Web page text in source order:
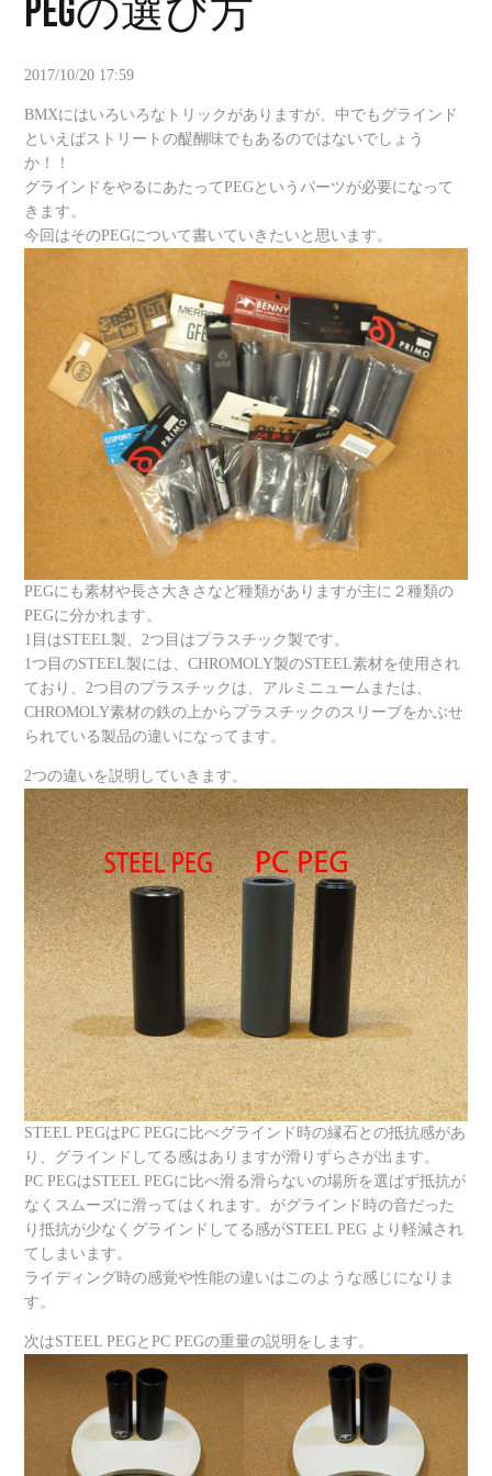
PEGの選び方
2017/10/20 17:59
BMXにはいろいろなトリックがありますが、中でもグラインド
といえばストリートの醍醐味でもあるのではないでしょう
か！！
グラインドをやるにあたってPEGというパーツが必要になって
きます。
今回はそのPEGについて書いていきたいと思います。
PEGにも素材や長さ大きさなど種類がありますが主に２種類の
PEGに分かれます。
1目はSTEEL製、2つ目はプラスチック製です。
1つ目のSTEEL製には、CHROMOLY製のSTEEL素材を使用され
ており、2つ目のプラスチックは、アルミニュームまたは、
CHROMOLY素材の鉄の上からプラスチックのスリーブをかぶせ
られている製品の違いになってます。
2つの違いを説明していきます。
STEEL PEGはPC PEGに比べグラインド時の縁石との抵抗感があ
り、グラインドしてる感はありますが滑りずらさが出ます。
PC PEGはSTEEL PEGに比べ滑る滑らないの場所を選ばず抵抗が
なくスムーズに滑ってはくれます。がグラインド時の音だった
り抵抗が少なくグラインドしてる感がSTEEL PEG より軽減され
てしまいます。
ライディング時の感覚や性能の違いはこのような感じになりま
す。
次はSTEEL PEGとPC PEGの重量の説明をします。